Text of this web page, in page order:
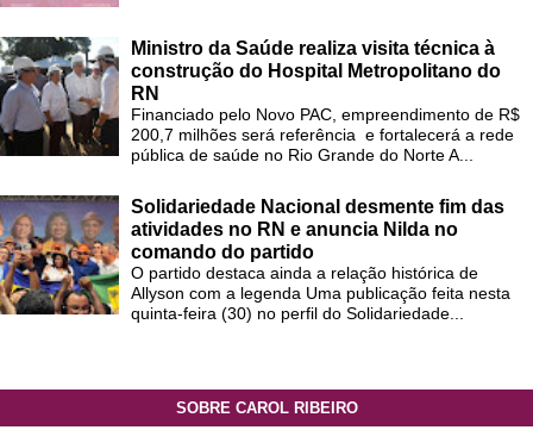
Ministro da Saúde realiza visita técnica à
construção do Hospital Metropolitano do
RN
Financiado pelo Novo PAC, empreendimento de R$
200,7 milhões será referência e fortalecerá a rede
pública de saúde no Rio Grande do Norte A...
Solidariedade Nacional desmente fim das
atividades no RN e anuncia Nilda no
comando do partido
O partido destaca ainda a relação histórica de
Allyson com a legenda Uma publicação feita nesta
quinta-feira (30) no perfil do Solidariedade...
SOBRE CAROL RIBEIRO